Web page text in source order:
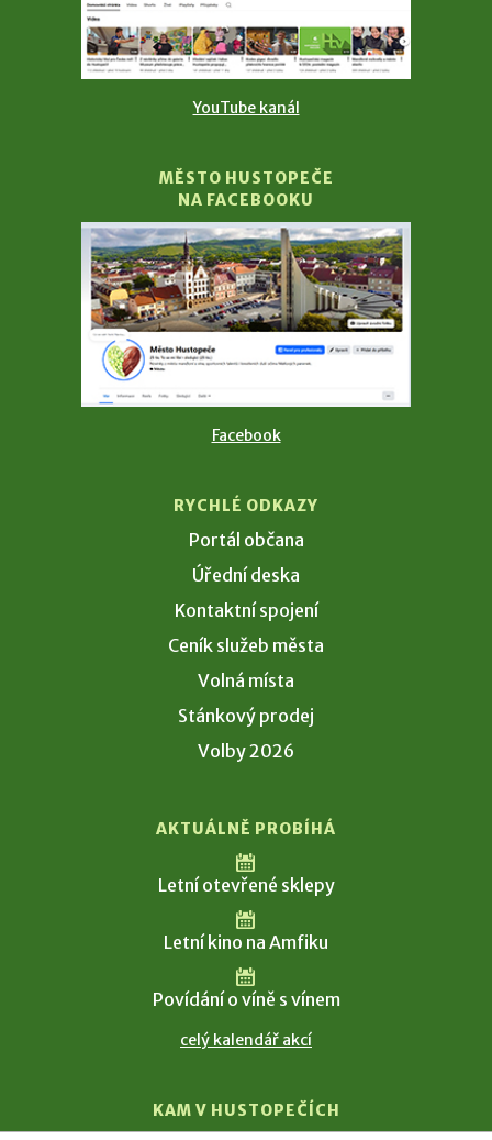
YouTube kanál
MĚSTO HUSTOPEČE
NA FACEBOOKU
Facebook
RYCHLÉ ODKAZY
Portál občana
Úřední deska
Kontaktní spojení
Ceník služeb města
Volná místa
Stánkový prodej
Volby 2026
AKTUÁLNĚ PROBÍHÁ
Letní otevřené sklepy
Letní kino na Amfiku
Povídání o víně s vínem
celý kalendář akcí
KAM V HUSTOPEČÍCH